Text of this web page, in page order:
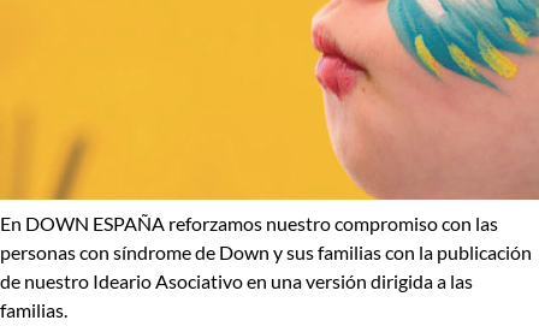
En DOWN ESPAÑA reforzamos nuestro compromiso con las
personas con síndrome de Down y sus familias con la publicación
de nuestro Ideario Asociativoen una versión dirigida a las
familias.